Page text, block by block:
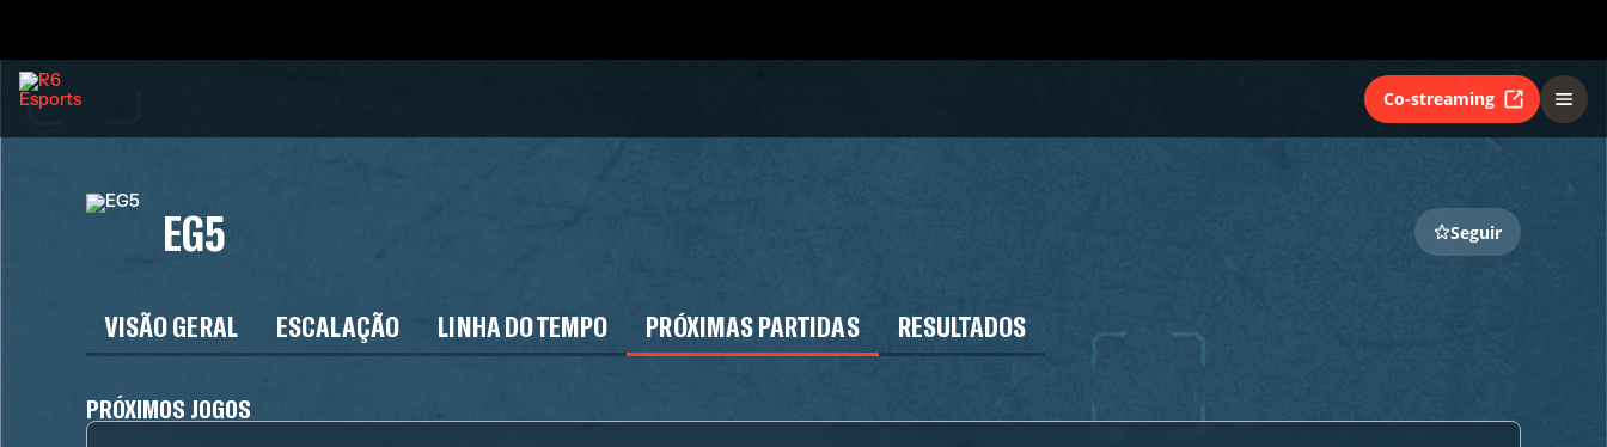
Co-streaming
EG5 Seguir
VISÃO GERAL ESCALAÇÃO LINHA DO TEMPO PRÓXIMAS PARTIDAS RESULTADOS
PRÓXIMOS JOGOS